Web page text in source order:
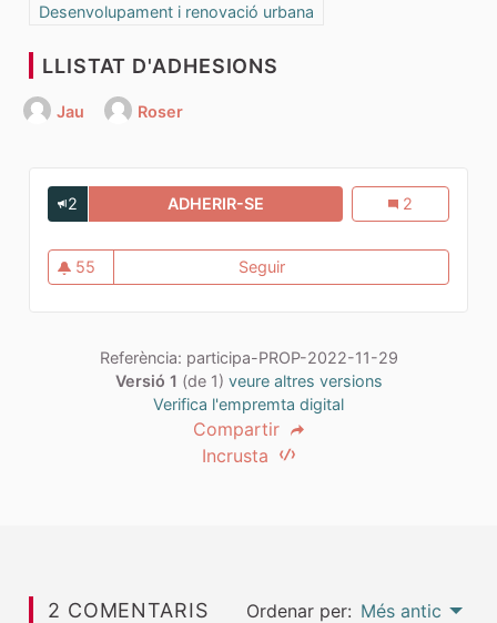
Resultats al filtrar per la categoria: Desenvolupament i
Desenvolupament i renovació urbana
LLISTAT D'ADHESIONS
Jau Roser
2 ADHERIR-SE PENALITZAR LOCALS BUITS
Penalitzar
2
55
55 seguidores
Seguir
Referència: participa-PROP-2022-11-29
Versió 1 (de 1) veure altres versions
Verifica l'empremta digital
Compartir
Incrusta
2 COMENTARIS Ordenar per: Més antic